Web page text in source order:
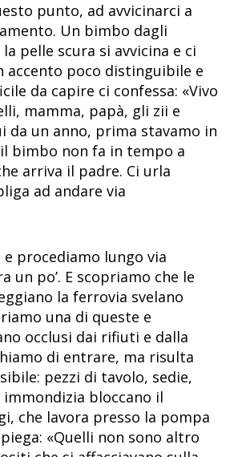
punto, ad avvicinarci a
Un bimbo dagli
pelle scura si avvicina e ci
accento poco distinguibile e
da capire ci confessa: «Vivo
mamma, papà, gli zii e
da un anno, prima stavamo in
bimbo non fa in tempo a
arriva il padre. Ci urla
ad andare via
e procediamo lungo via
un po’. E scopriamo che le
la ferrovia svelano
una di queste e
occlusi dai rifiuti e dalla
di entrare, ma risulta
pezzi di tavolo, sedie,
bloccano il
che lavora presso la pompa
«Quelli non sono altro